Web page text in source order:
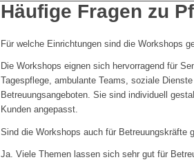
Häufige Fragen zu
Für welche Einrichtungen sind die Workshops
Die Workshops eignen sich hervorragend für
Tagespflege, ambulante Teams, soziale
Betreuungsangeboten. Sie sind individuell
Kunden angepasst.
Sind die Workshops auch für Betreuungskräfte
Ja. Viele Themen lassen sich sehr gut für